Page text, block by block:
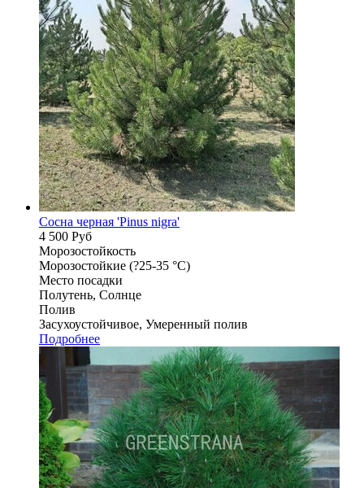
Сосна черная 'Pinus nigra'
4 500 Руб
Морозостойкость
Морозостойкие (?25-35 °С)
Место посадки
Полутень, Солнце
Полив
Засухоустойчивое, Умеренный полив
Подробнее